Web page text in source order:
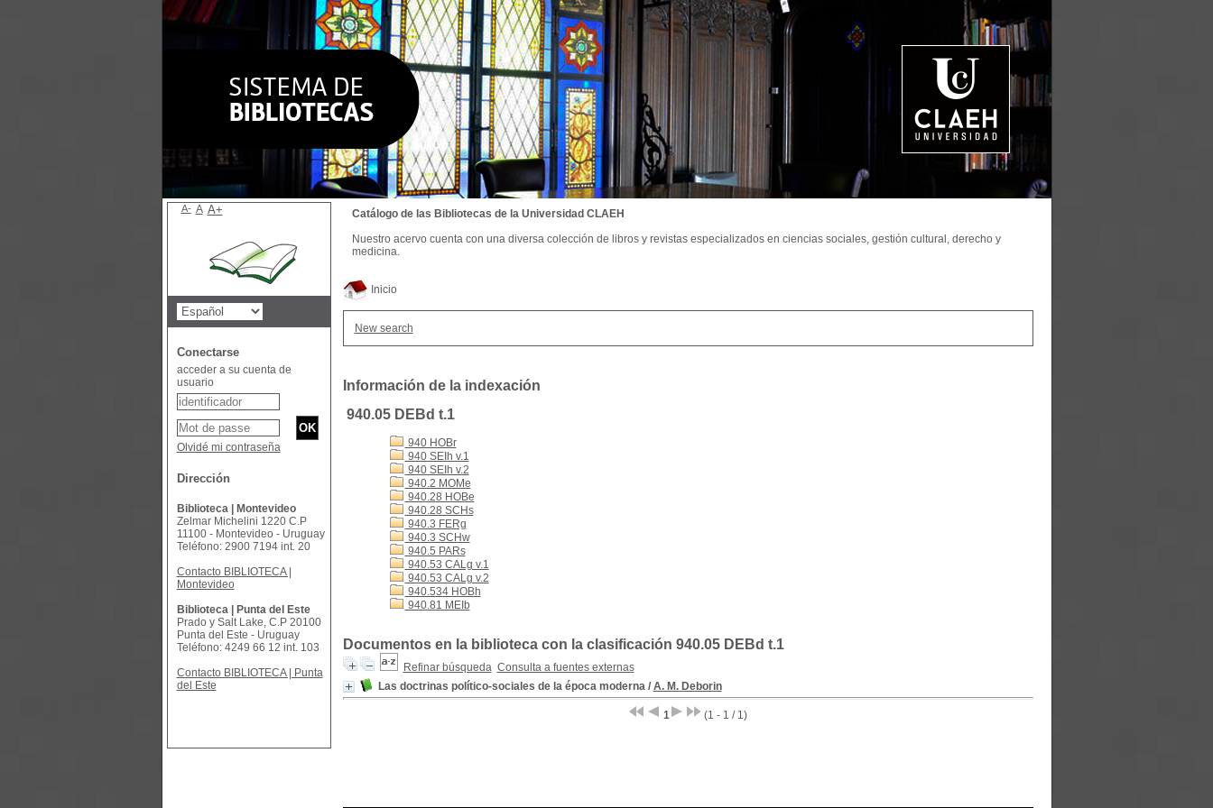
Inicio
New search
Información de la indexación
940.05 DEBd t.1
940 HOBr
940 SEIh v.1
940 SEIh v.2
940.2 MOMe
940.28 HOBe
940.28 SCHs
940.3 FERg
940.3 SCHw
940.5 PARs
940.53 CALg v.1
940.53 CALg v.2
940.534 HOBh
940.81 MEIb
Documentos en la biblioteca con la clasificación 940.05 DEBd t.1
Refinar búsqueda Consulta a fuentes externas
Las doctrinas político-sociales de la época moderna/ A. M. Deborin
1 (1 - 1 / 1)
Catálogo de las Bibliotecas de la Universidad CLAEH
Nuestro acervo cuenta con una diversa colección de libros y revistas especializados en ciencias sociales, gestión cultural, derecho y
medicina.
A- A A+
Conectarse
acceder a su cuenta de
usuario
Olvidé mi contraseña
Dirección
Biblioteca | Montevideo
Zelmar Michelini 1220 C.P
11100 - Montevideo - Uruguay
Teléfono: 2900 7194 int. 20
Contacto BIBLIOTECA |
Montevideo
Biblioteca | Punta del Este
Prado y Salt Lake, C.P 20100
Punta del Este - Uruguay
Teléfono: 4249 66 12 int. 103
Contacto BIBLIOTECA | Punta
del Este